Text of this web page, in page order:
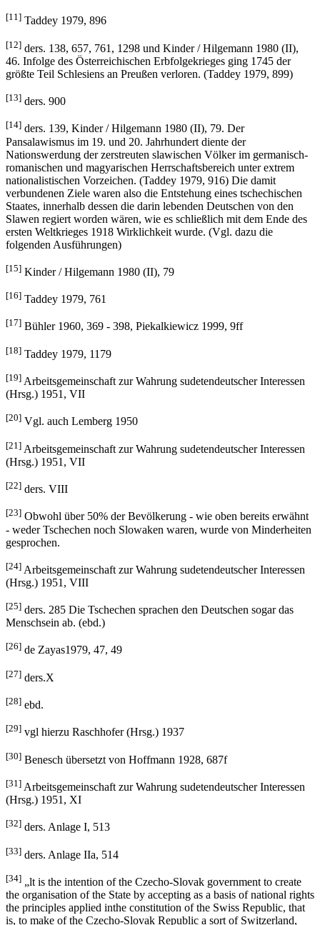
[11] Taddey 1979, 896
[12] ders. 138, 657, 761, 1298 und Kinder / Hilgemann 1980 (II),
46. Infolge des Österreichischen Erbfolgekrieges ging 1745 der
größte Teil Schlesiens an Preußen verloren. (Taddey 1979, 899)
[13] ders. 900
[14] ders. 139, Kinder / Hilgemann 1980 (II), 79. Der
Pansalawismus im 19. und 20. Jahrhundert diente der
Nationswerdung der zerstreuten slawischen Völker im germanisch-
romanischen und magyarischen Herrschaftsbereich unter extrem
nationalistischen Vorzeichen. (Taddey 1979, 916) Die damit
verbundenen Ziele waren also die Entstehung eines tschechischen
Staates, innerhalb dessen die darin lebenden Deutschen von den
Slawen regiert worden wären, wie es schließlich mit dem Ende des
ersten Weltkrieges 1918 Wirklichkeit wurde. (Vgl. dazu die
folgenden Ausführungen)
[15] Kinder / Hilgemann 1980 (II), 79
[16] Taddey 1979, 761
[17] Bühler 1960, 369 - 398, Piekalkiewicz 1999, 9ff
[18] Taddey 1979, 1179
[19] Arbeitsgemeinschaft zur Wahrung sudetendeutscher Interessen
(Hrsg.) 1951, VII
[20] Vgl. auch Lemberg 1950
[21] Arbeitsgemeinschaft zur Wahrung sudetendeutscher Interessen
(Hrsg.) 1951, VII
[22] ders. VIII
[23] Obwohl über 50% der Bevölkerung - wie oben bereits erwähnt
- weder Tschechen noch Slowaken waren, wurde von Minderheiten
gesprochen.
[24] Arbeitsgemeinschaft zur Wahrung sudetendeutscher Interessen
(Hrsg.) 1951, VIII
[25] ders. 285 Die Tschechen sprachen den Deutschen sogar das
Menschsein ab. (ebd.)
[26] de Zayas1979, 47, 49
[27] ders.X
[28] ebd.
[29] vgl hierzu Raschhofer (Hrsg.) 1937
[30] Benesch übersetzt von Hoffmann 1928, 687f
[31] Arbeitsgemeinschaft zur Wahrung sudetendeutscher Interessen
(Hrsg.) 1951, XI
[32] ders. Anlage I, 513
[33] ders. Anlage IIa, 514
[34] „lt is the intention of the Czecho-Slovak government to create
the organisation of the State by accepting as a basis of national rights
the principles applied inthe constitution of the Swiss Republic, that
is, to make of the Czecho-Slovak Republic a sort of Switzerland,